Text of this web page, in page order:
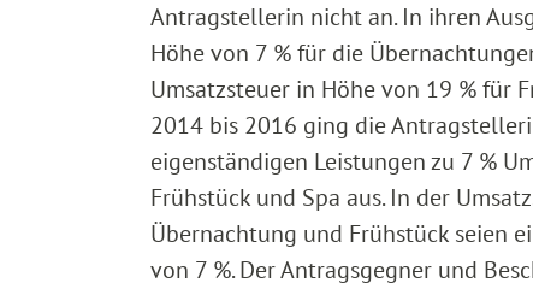
Antragstellerin nicht an. In ihren
Höhe von 7 % für die
Umsatzsteuer in Höhe von 19 % für
2014 bis 2016 ging die
eigenständigen Leistungen zu 7 %
Frühstück und Spa aus. In der
Übernachtung und Frühstück seien
von 7 %. Der Antragsgegner und